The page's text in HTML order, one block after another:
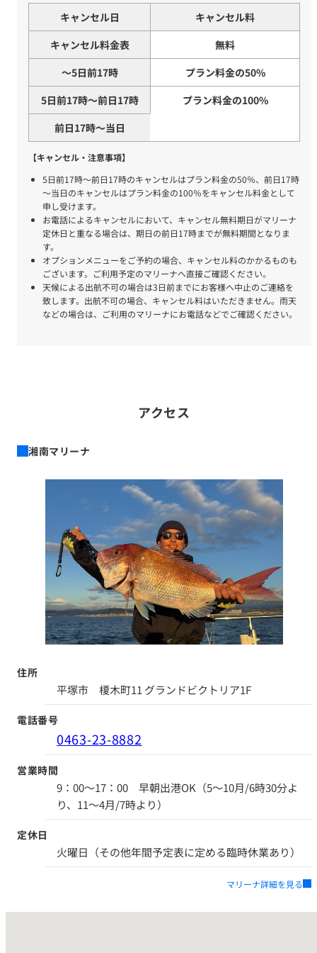
キャンセル日
キャンセル料金表
～5日前17時
5日前17時～前日17時
前日17時～当日
キャンセル料
無料
プラン料金の50%
プラン料金の100%
【キャンセル・注意事項】
5日前17時～前日17時のキャンセルはプラン料金の50％、前日17時
～当日のキャンセルはプラン料金の100％をキャンセル料金として
申し受けます。
お電話によるキャンセルにおいて、キャンセル無料期日がマリーナ
定休日と重なる場合は、期日の前日17時までが無料期間となりま
す。
オプションメニューをご予約の場合、キャンセル料のかかるものも
ございます。ご利用予定のマリーナへ直接ご確認ください。
天候による出航不可の場合は3日前までにお客様へ中止のご連絡を
致します。出航不可の場合、キャンセル料はいただきません。雨天
などの場合は、ご利用のマリーナにお電話などでご確認ください。
アクセス
湘南マリーナ
住所
平塚市 榎木町11 グランドビクトリア1F
電話番号
0463-23-8882
営業時間
9：00～17：00 早朝出港OK（5～10月/6時30分よ
り、11～4月/7時より）
定休日
火曜日（その他年間予定表に定める臨時休業あり）
マリーナ詳細を見る